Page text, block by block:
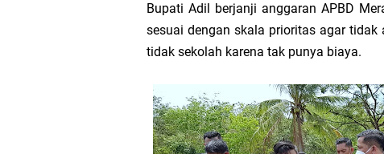
Bupati Adil berjanji anggaran APBD
sesuai dengan skala prioritas agar
tidak sekolah karena tak punya biaya.